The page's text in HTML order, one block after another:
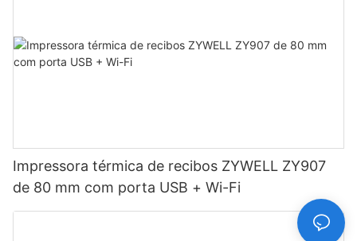
Impressora térmica de recibos ZYWELL ZY907
de 80 mm com porta USB + Wi-Fi